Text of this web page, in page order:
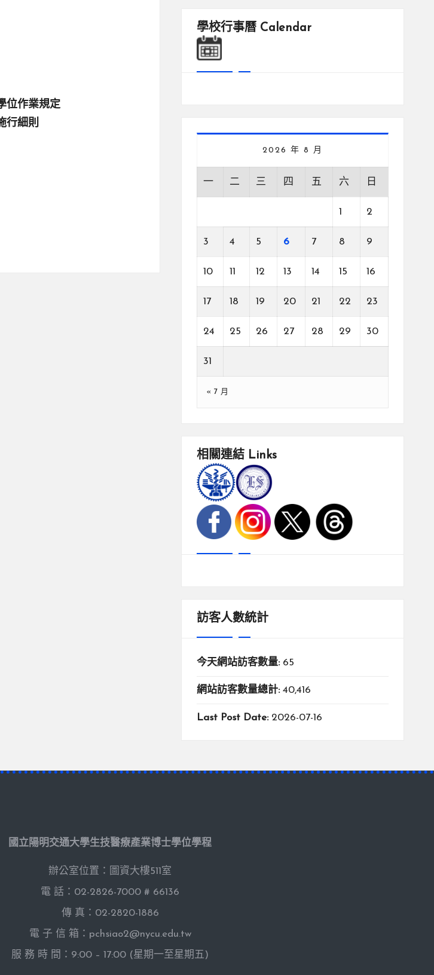
位作業規定
行細則
學校行事曆Calendar
2026 年 8 月
一 二 三 四 五 六 日
1 2
3 4 5 6 7 8 9
10 11 12 13 14 15 16
17 18 19 20 21 22 23
24 25 26 27 28 29 30
31
« 7 月
相關連結Links
訪客人數統計
今天網站訪客數量: 65
網站訪客數量總計: 40,416
Last Post Date: 2026-07-16
國立陽明交通大學生技醫療產業博士學位學程
辦公室位置：圖資大樓511室
電 話：02-2826-7000 # 66136
傳 真：02-2820-1886
電 子 信 箱：pchsiao2@nycu.edu.tw
服 務 時 間：9:00 – 17:00 (星期一至星期五)